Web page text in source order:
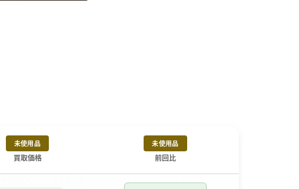
未使用品
買取価格
未使用品
前回比